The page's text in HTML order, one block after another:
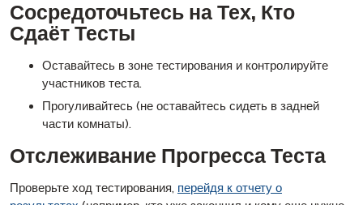
Сосредоточьтесь на Тех, Кто
Сдаёт Тесты
Оставайтесь в зоне тестирования и контролируйте
участников теста.
Прогуливайтесь (не оставайтесь сидеть в задней
части комнаты).
Отслеживание Прогресса Теста
Проверьте ход тестирования, перейдя к отчету о